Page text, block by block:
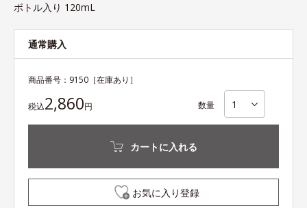
ボトル入り 120mL
通常購入
商品番号： 9150 ［在庫あり］
税込2,860円 数量
カートに入れる
お気に入り登録